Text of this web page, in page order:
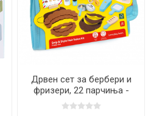
Дрвен сет за бербери и
фризери, 22 парчиња -
Hape